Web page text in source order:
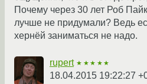
Почему через 30 лет Роб
лучше не придумали? Ведь
хернёй заниматься не надо.
rupert ★★★★★
18.04.2015 19:22:27